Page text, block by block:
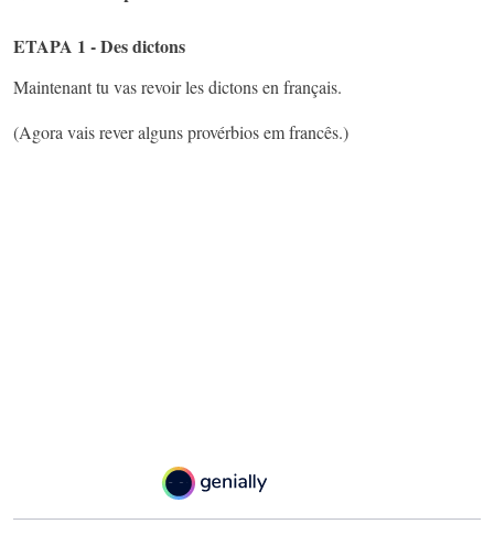
ETAPA 1 - Des dictons
Maintenant tu vas revoir les dictons en français.
(Agora vais rever alguns provérbios em francês.)